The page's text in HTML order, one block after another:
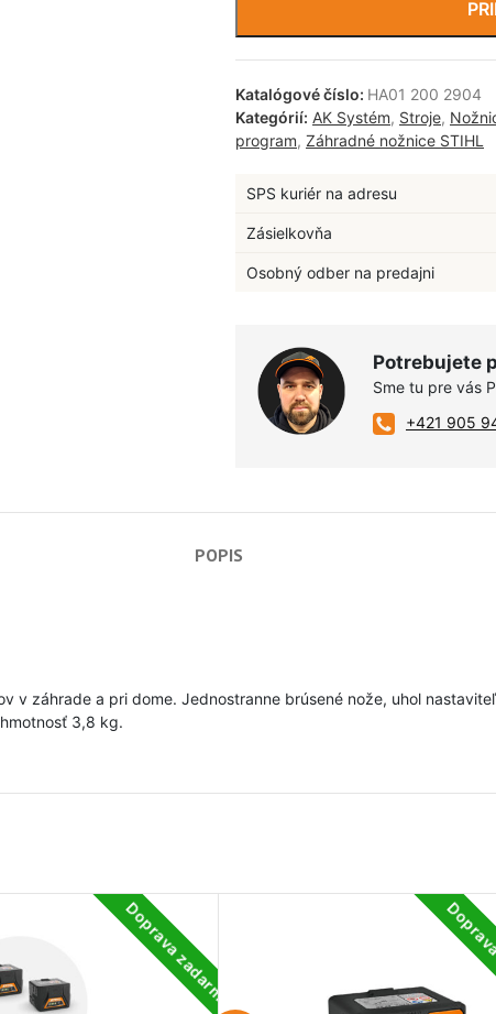
Katalógové číslo: HA01 200 2904
Kategórií: AK Systém, Stroje,
program, Záhradné nožnice STIHL
SPS kuriér na adresu
Zásielkovňa
Osobný odber na predajni
Potrebujete
Sme tu pre vás
+421 905
POPIS
v záhrade a pri dome. Jednostranne brúsené nože, uhol
3,8 kg.
Doprava zadarmo